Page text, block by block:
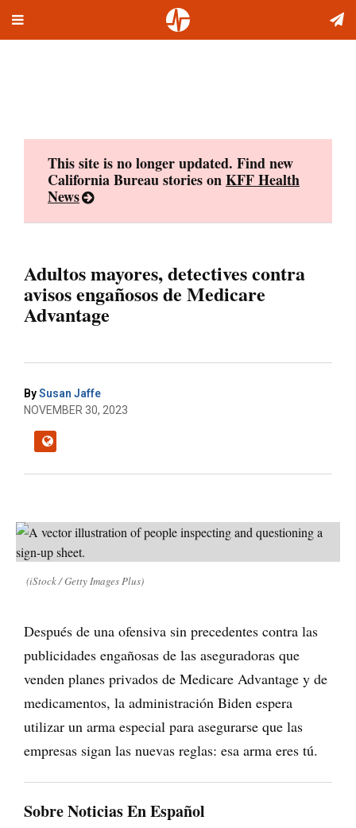
Toggle
This site is no longer updated. Find new
California Bureau stories onKFF Health
News
Adultos mayores, detectives contra
avisos engañosos de Medicare
Advantage
BySusan Jaffe
NOVEMBER 30, 2023
(iStock / Getty Images Plus)
Después de una ofensiva sin precedentes contra las
publicidades engañosas de las aseguradoras que
venden planes privados de Medicare Advantage y de
medicamentos, la administración Biden espera
utilizar un arma especial para asegurarse que las
empresas sigan las nuevas reglas: esa arma eres tú.
Sobre Noticias En Español